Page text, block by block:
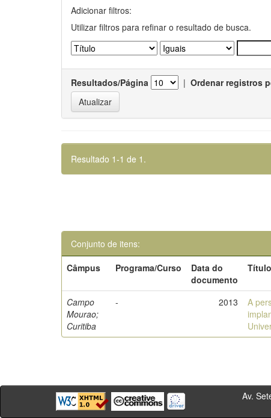
Adicionar filtros:
Utilizar filtros para refinar o resultado de busca.
Resultados/Página | Ordenar registros
Resultado 1-1 de 1.
Conjunto de itens:
Câmpus
Programa/Curso
Data do
documento
Título
Campo
Mourao;
Curitiba
- 2013
A
Av. Sete de